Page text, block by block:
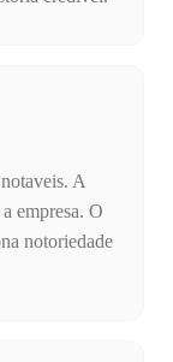
A
empresa. O
notoriedade